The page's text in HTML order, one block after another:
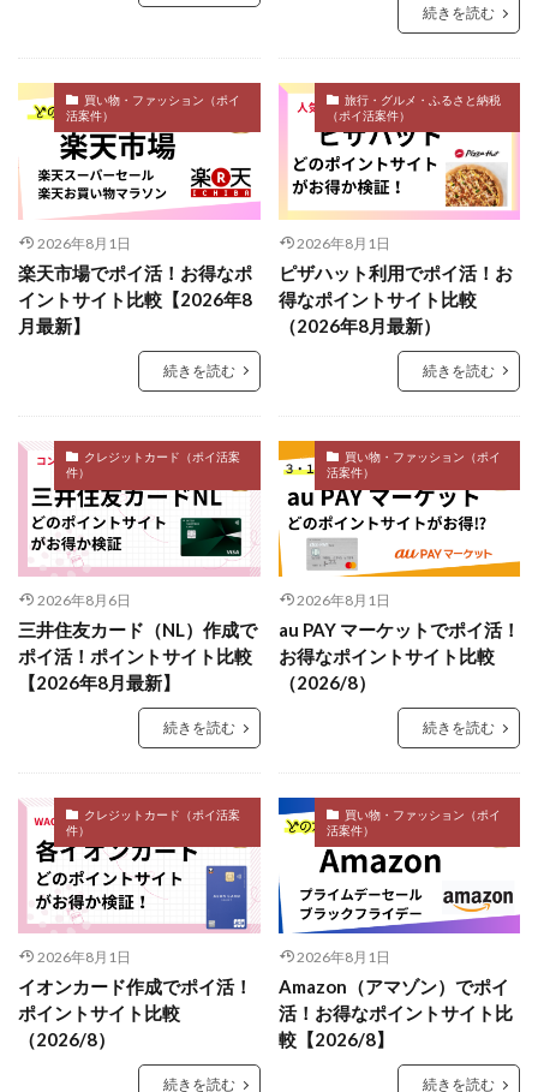
続きを読む
買い物・ファッション（ポイ
活案件）
2026年8月1日
楽天市場でポイ活！お得なポ
イントサイト比較【2026年8
月最新】
続きを読む
旅行・グルメ・ふるさと納税
（ポイ活案件）
2026年8月1日
ピザハット利用でポイ活！お
得なポイントサイト比較
（2026年8月最新）
続きを読む
クレジットカード（ポイ活案
件）
2026年8月6日
三井住友カード（NL）作成で
ポイ活！ポイントサイト比較
【2026年8月最新】
続きを読む
買い物・ファッション（ポイ
活案件）
2026年8月1日
au PAY マーケットでポイ活！
お得なポイントサイト比較
（2026/8）
続きを読む
クレジットカード（ポイ活案
件）
2026年8月1日
イオンカード作成でポイ活！
ポイントサイト比較
（2026/8）
続きを読む
買い物・ファッション（ポイ
活案件）
2026年8月1日
Amazon（アマゾン）でポイ
活！お得なポイントサイト比
較【2026/8】
続きを読む